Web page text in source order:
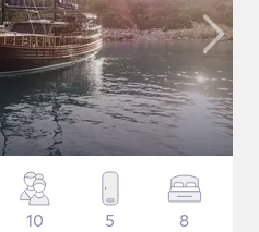
10 5 8